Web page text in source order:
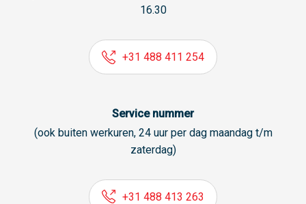
16.30
+31 488 411 254
Service nummer
(ook buiten werkuren, 24 uur per dag maandag t/m
zaterdag)
+31 488 413 263